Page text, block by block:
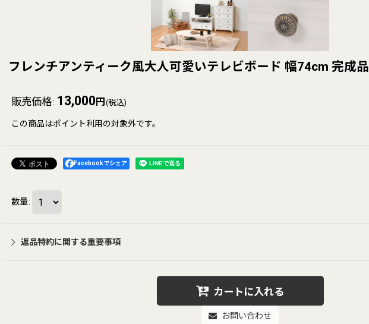
フレンチアンティーク風大人可愛いテレビボード 幅74cm 完成品
販売価格: 13,000 円 (税込)
この商品はポイント利用の対象外です。
Facebookでシェア
数量:
返品特約に関する重要事項
カートに入れる
お問い合わせ